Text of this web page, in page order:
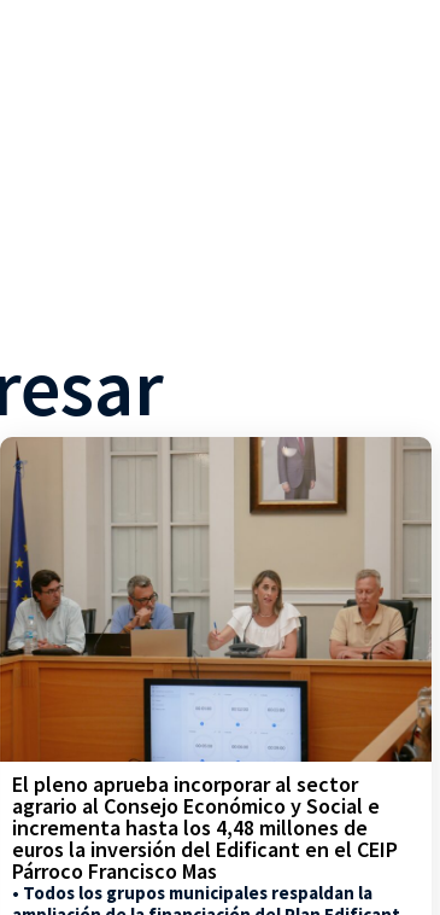
El pleno aprueba incorporar al sector
agrario al Consejo Económico y Social e
incrementa hasta los 4,48 millones de
euros la inversión del Edificant en el CEIP
Párroco Francisco Mas
• Todos los grupos municipales respaldan la